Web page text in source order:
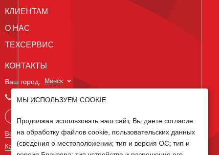
КЛИЕНТАМ
О НАС
ТЕХСЕРВИС
КОНТАКТЫ
Ваш город: Минск
+375 29 238 97 34
Все контакты
Карта сайта
МЫ ИСПОЛЬЗУЕМ COOKIE
Продолжая использовать наш сайт, Вы даете согласие
на обработку файлов cookie, пользовательских данных
(сведения о местоположении; тип и версия ОС; тип и